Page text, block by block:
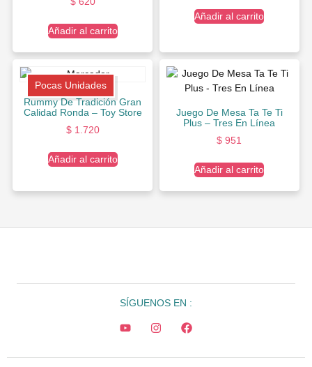
Añadir al carrito
Añadir al carrito
Pocas Unidades
Rummy De Tradición Gran
Calidad Ronda – Toy Store
$1.720
Añadir al carrito
Juego De Mesa Ta Te Ti
Plus – Tres En Línea
$ 951
Añadir al carrito
SÍGUENOS EN :